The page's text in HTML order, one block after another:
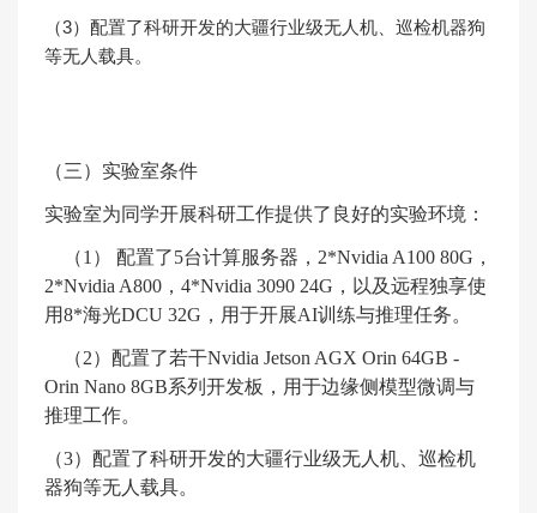
（3）配置了科研开发的大疆行业级无人机、巡检机器狗
等无人载具。
（三）实验室条件
实验室为同学开展科研工作提供了良好的实验环境：
（1 ） 配置了5台计算服务器， 2*Nvidia A100 80G ，
2*Nvidia A800 ， 4*Nvidia 3090 24G ，以及远程独享使
用8*海光DCU 32G ，用于开展AI训练与推理任务。
（2）配置了若干Nvidia Jetson AGX Orin 64GB -
Orin Nano 8GB系列开发板，用于边缘侧模型微调与
推理工作。
（3）配置了科研开发的大疆行业级无人机、巡检机
器狗等无人载具。